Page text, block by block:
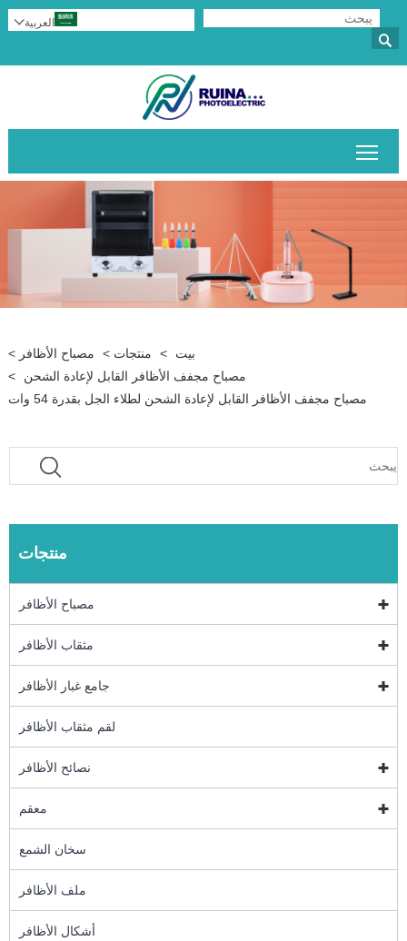

العربية
بيت > منتجات > مصباح الأظافر >
مصباح مجفف الأظافر القابل لإعادة الشحن
>
مصباح مجفف الأظافر القابل لإعادة الشحن لطلاء الجل بقدرة 54 وات
منتجات
مصباح الأظافر
مثقاب الأظافر
جامع غبار الأظافر
لقم مثقاب الأظافر
نصائح الأظافر
معقم
سخان الشمع
ملف الأظافر
أشكال الأظافر